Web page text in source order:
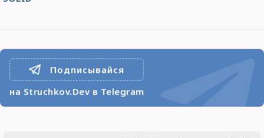
Подписывайся
на Struchkov.Dev в Telegram